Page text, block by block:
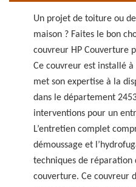
Un projet de toiture ou
maison ? Faites le bon
couvreur HP Couverture
Ce couvreur est installé à
met son expertise à la
dans le département
interventions pour un
L’entretien complet
démoussage et
techniques de
couverture. Ce couvreur